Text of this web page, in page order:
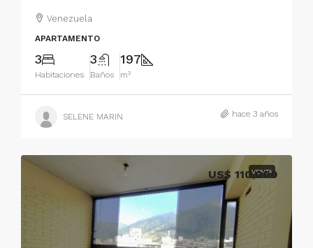
Venezuela
APARTAMENTO
3
Habitaciones
3
Baños
197
m²
SELENE MARIN hace 3 años
VENTA
US$ 110,000